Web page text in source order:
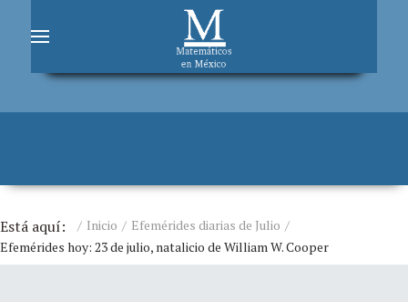
Está aquí: Inicio
Efemérides diarias de Julio
Efemérides hoy: 23 de julio, natalicio de William W. Cooper